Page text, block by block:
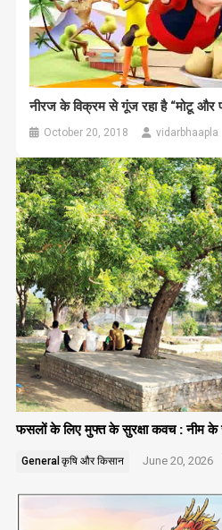
नीरज के विक्रम से गूंज रहा है “मोटू और
October 20, 2018 vidarbhaapla
फसलों के लिए मुफ्त के सुरक्षा कवच : नीम के
General कृषि और किसान June 20, 2026